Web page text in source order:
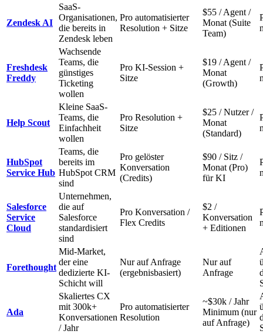
Zendesk AI
SaaS-
Organisationen,
die bereits in
Zendesk leben
Pro automatisierter
Resolution + Sitze
$55 / Agent /
Monat (Suite
Team)
Freshdesk
Freddy
Wachsende
Teams, die
günstiges
Ticketing
wollen
Pro KI-Session +
Sitze
$19 / Agent /
Monat
(Growth)
Help Scout
Kleine SaaS-
Teams, die
Einfachheit
wollen
Pro Resolution +
Sitze
$25 / Nutzer /
Monat
(Standard)
HubSpot
Service Hub
Teams, die
bereits im
HubSpot CRM
sind
Pro gelöster
Konversation
(Credits)
$90 / Sitz /
Monat (Pro)
für KI
Salesforce
Service
Cloud
Unternehmen,
die auf
Salesforce
standardisiert
sind
Pro Konversation /
Flex Credits
$2 /
Konversation
+ Editionen
Forethought
Mid-Market,
der eine
dedizierte KI-
Schicht will
Nur auf Anfrage
(ergebnisbasiert)
Nur auf
Anfrage
Ada
Skaliertes CX
mit 300k+
Konversationen
/ Jahr
Pro automatisierter
Resolution
~$30k / Jahr
Minimum (nur
auf Anfrage)